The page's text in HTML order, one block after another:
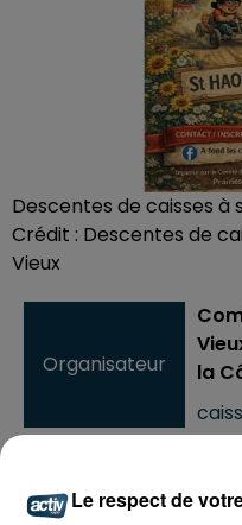
Descentes de caisses
Crédit : Descentes de
Vieux
Organisateur
la
Ajouter à votre calendrier
Le respect de